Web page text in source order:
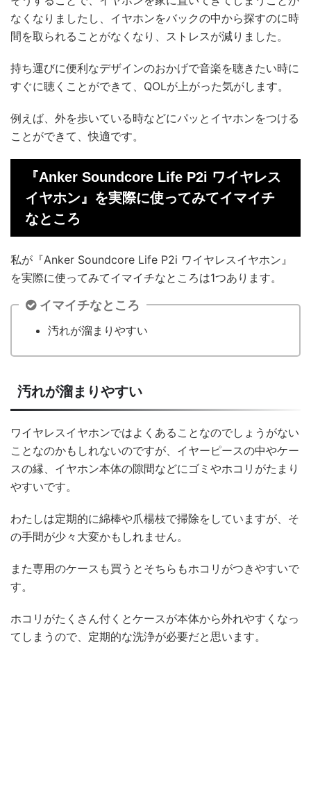
なくなりましたし、イヤホンをバックの中から探すのに時
間を取られることがなくなり、ストレスが減りました。
持ち運びに便利なデザインのおかげで音楽を聴きたい時に
すぐに聴くことができて、QOLが上がった気がします。
例えば、外を歩いている時などにパッとイヤホンをつける
ことができて、快適です。
『Anker Soundcore Life P2i ワイヤレス
イヤホン』を実際に使ってみてイマイチ
なところ
私が『Anker Soundcore Life P2i ワイヤレスイヤホン』
を実際に使ってみてイマイチなところは1つあります。
イマイチなところ
汚れが溜まりやすい
汚れが溜まりやすい
ワイヤレスイヤホンではよくあることなのでしょうがない
ことなのかもしれないのですが、イヤーピースの中やケー
スの縁、イヤホン本体の隙間などにゴミやホコリがたまり
やすいです。
わたしは定期的に綿棒や爪楊枝で掃除をしていますが、そ
の手間が少々大変かもしれません。
また専用のケースも買うとそちらもホコリがつきやすいで
す。
ホコリがたくさん付くとケースが本体から外れやすくなっ
てしまうので、定期的な洗浄が必要だと思います。